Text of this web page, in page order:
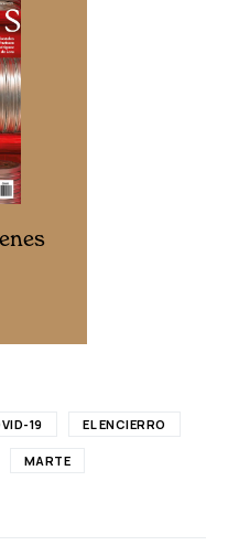
19 EL ENCIERRO
MARTE